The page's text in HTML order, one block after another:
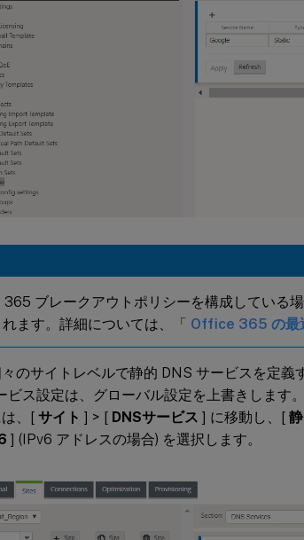
ブレークアウトポリシーを構成している
ます。詳細については、「 Office 365 の最
のサイトレベルで静的 DNS サービスを定義
ビス設定は、グローバル設定を上書きします
、[ サイト ] > [ DNSサービス ] に移動し、[
] (IPv6 アドレスの場合) を選択します。